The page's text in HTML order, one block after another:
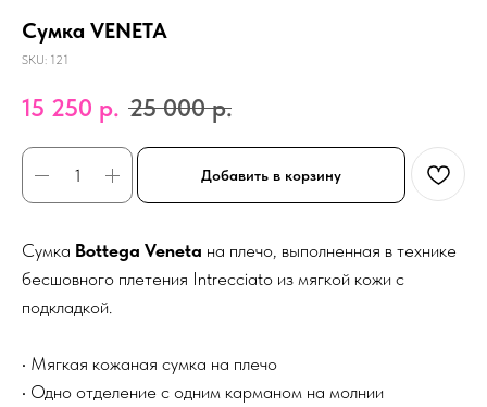
Сумка VENETA
SKU: 121
15 250 р. 25 000 р.
Добавить в корзину
Сумка Bottega Veneta на плечо, выполненная в технике
бесшовного плетения Intrecciato из мягкой кожи с
подкладкой.
• Мягкая кожаная сумка на плечо
• Одно отделение с одним карманом на молнии